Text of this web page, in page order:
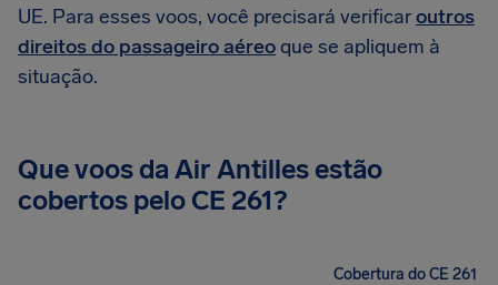
UE. Para esses voos, você precisará verificaroutros
direitos do passageiro aéreoque se apliquem à
situação.
Que voos da Air Antilles estão
cobertos pelo CE 261?
Cobertura do CE 261